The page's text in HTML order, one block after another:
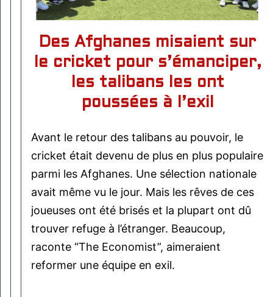
Des Afghanes misaient sur
le cricket pour s’émanciper,
les talibans les ont
poussées à l’exil
Avant le retour des talibans au pouvoir, le
cricket était devenu de plus en plus populaire
parmi les Afghanes. Une sélection nationale
avait même vu le jour. Mais les rêves de ces
joueuses ont été brisés et la plupart ont dû
trouver refuge à l’étranger. Beaucoup,
raconte “The Economist”, aimeraient
reformer une équipe en exil.